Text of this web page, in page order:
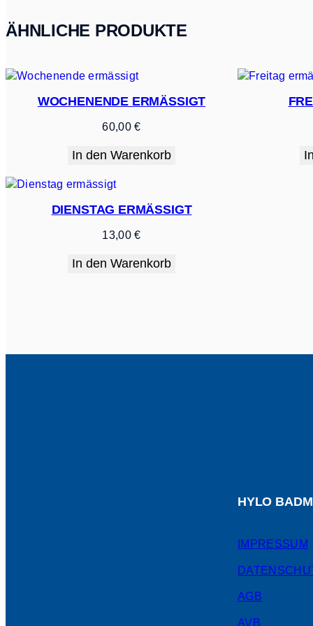
ÄHNLICHE PRODUKTE
WOCHENENDE ERMÄSSIGT
60,00€
In den Warenkorb
DIENSTAG ERMÄSSIGT
13,00€
In den Warenkorb
HYLO
IMPRESSUM
AGB
AVB